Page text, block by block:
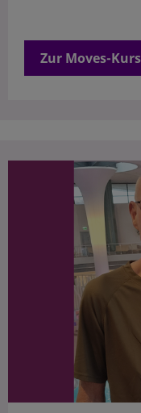
Zur Moves-